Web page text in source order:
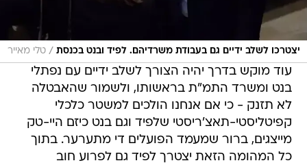
יצטרכו לשלב ידיים גם בעבודת משרדיהם. לפיד ובנט בכנסת / טלי מאייר
עוד מוקש בדרך יהיה הצורך לשלב ידיים עם נפתלי
בנט ומשרד התמ"ת בראשותו, ולשמור שהאבטלה
לא תזנק - כי אם אנחנו הולכים למשטר כלכלי
קפיטליסטי-תאצ'ריסטי שלפיד וגם בנט כיזם היי-טק
מייצגים, ברור שמעמד הפועלים די מתערער. בתוך
כל המהומה הזאת יצטרך לפיד גם לפרוע חוב